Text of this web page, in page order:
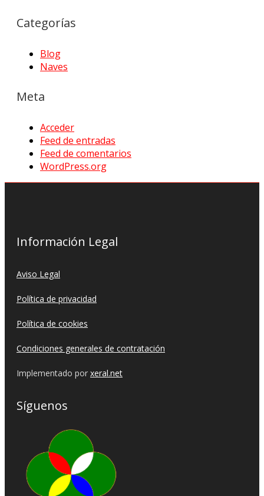
Categorías
Blog
Naves
Meta
Acceder
Feed de entradas
Feed de comentarios
WordPress.org
Información Legal
Aviso Legal
Política de privacidad
Política de cookies
Condiciones generales de contratación
Implementado por xeral.net
Síguenos